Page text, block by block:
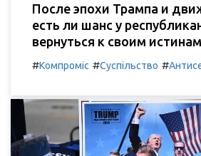
После эпохи Трампа и
есть ли шанс у
вернуться к своим
#Компроміс #Суспільство #